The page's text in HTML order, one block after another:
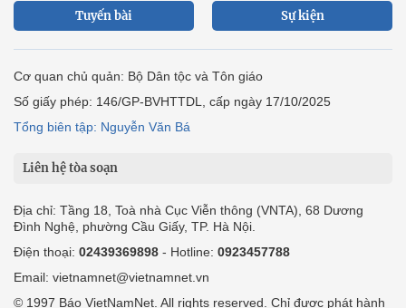
Tuyến bài Sự kiện
Cơ quan chủ quản: Bộ Dân tộc và Tôn giáo
Số giấy phép: 146/GP-BVHTTDL, cấp ngày 17/10/2025
Tổng biên tập: Nguyễn Văn Bá
Liên hệ tòa soạn
Địa chỉ: Tầng 18, Toà nhà Cục Viễn thông (VNTA), 68 Dương
Đình Nghệ, phường Cầu Giấy, TP. Hà Nội.
Điện thoại: 02439369898 - Hotline: 0923457788
Email: vietnamnet@vietnamnet.vn
© 1997 Báo VietNamNet. All rights reserved. Chỉ được phát hành